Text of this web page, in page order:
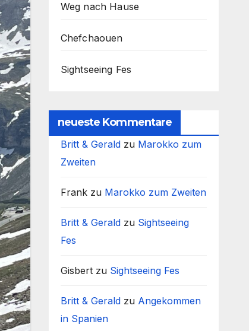
Weg nach Hause
Chefchaouen
Sightseeing Fes
neueste Kommentare
Britt & Geraldzu Marokko zum
Zweiten
Frankzu Marokko zum Zweiten
Britt & Geraldzu Sightseeing
Fes
Gisbertzu Sightseeing Fes
Britt & Geraldzu Angekommen
in Spanien